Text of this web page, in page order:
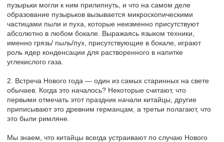
пузырьки могли к ним прилипнуть, и что на самом деле
образование пузырьков вызывается микроскопическими
частицами пыли и пуха, которые неизменно присутствуют
абсолютно в любом бокале. Выражаясь языком техники,
именно грязь/ пыль/пух, присутствующие в бокале, играют
роль ядер конденсации для растворенного в напитке
углекислого газа.
2. Встреча Нового года — один из самых старинных на свете
обычаев. Когда это началось? Некоторые считают, что
первыми отмечать этот праздник начали китайцы, другие
приписывают это древним германцам, а третьи полагают, что
это были римляне.
Мы знаем, что китайцы всегда устраивают по случаю Нового